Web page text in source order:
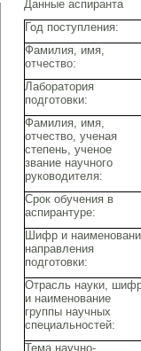
Данные аспиранта
Год поступления:
Фамилия, имя,
отчество:
Лаборатория
подготовки:
Фамилия, имя,
отчество, ученая
степень, ученое
звание научного
руководителя:
Срок обучения в
аспирантуре:
Шифр и
направления
подготовки:
Отрасль науки,
и наименование
группы научных
специальностей:
Тема научно-